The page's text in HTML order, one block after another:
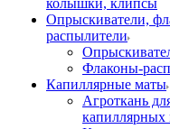
колышки, клипсы
Опрыскиватели,
распылители
Флаконы-
Капиллярные маты
Агроткань
капиллярных